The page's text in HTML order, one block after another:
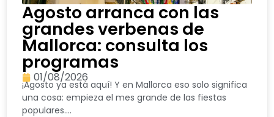
Agosto arranca con las
grandes verbenas de
Mallorca: consulta los
programas
01/08/2026
¡Agosto ya está aquí! Y en Mallorca eso solo significa
una cosa: empieza el mes grande de las fiestas
populares....